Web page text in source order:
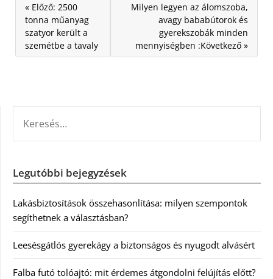
« Előző: 2500
tonna műanyag
szatyor került a
szemétbe a tavaly
Milyen legyen az álomszoba,
avagy bababútorok és
gyerekszobák minden
mennyiségben :Következő »
Legutóbbi bejegyzések
Lakásbiztosítások összehasonlítása: milyen szempontok
segíthetnek a választásban?
Leesésgátlós gyerekágy a biztonságos és nyugodt alvásért
Falba futó tolóajtó: mit érdemes átgondolni felújítás előtt?